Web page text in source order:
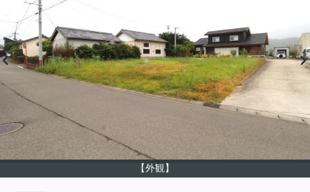
【外観】